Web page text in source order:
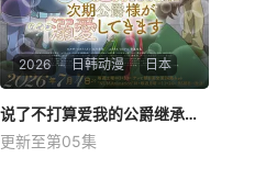
2026 日韩动漫 日本
说了不打算爱我的公爵继承人，不知为何对我宠爱有加
石川由依
说了不打算爱我的公爵继承人，不知为何对我宠爱有加
更新至第05集